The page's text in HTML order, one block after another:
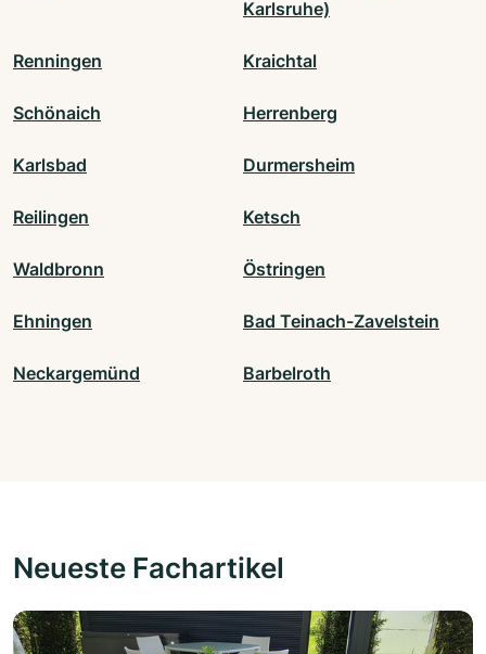
Karlsruhe)
Renningen Kraichtal
Schönaich Herrenberg
Karlsbad Durmersheim
Reilingen Ketsch
Waldbronn Östringen
Ehningen Bad Teinach-Zavelstein
Neckargemünd Barbelroth
Neueste Fachartikel